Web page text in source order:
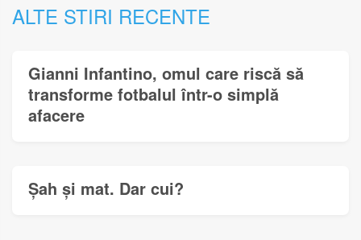
ALTE STIRI RECENTE
Gianni Infantino, omul care riscă să
transforme fotbalul într-o simplă
afacere
Șah și mat. Dar cui?